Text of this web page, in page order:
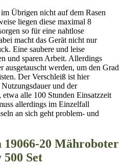
Übrigen nicht auf dem Rasen
liegen diese maximal 8
so für eine nahtlose
macht das Gerät nicht nur
Eine saubere und leise
und sparen Arbeit. Allerdings
ausgetauscht werden, um den Grad
Der Verschleiß ist hier
und der
alle 100 Stunden Einsatzzeit
allerdings im Einzelfall
an sich geht problem- und
20 Mähroboter
Set